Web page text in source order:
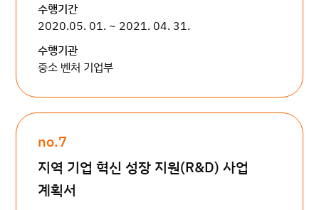
수행기간
2020.05. 01. ~ 2021. 04. 31.
수행기관
중소 벤처 기업부
no.7
지역 기업 혁신 성장 지원(R&D) 사업
계획서